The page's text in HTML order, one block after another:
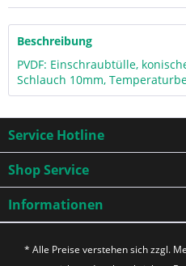
Beschreibung
PVDF: Einschraubtülle,
Schlauch 10mm,
Service Hotline
Shop Service
Informationen
* Alle Preise verstehen sich zzgl.